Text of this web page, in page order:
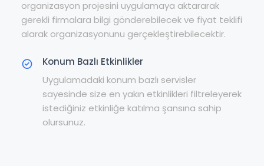
organizasyon projesini uygulamaya aktararak
gerekli firmalara bilgi gönderebilecek ve fiyat teklifi
alarak organizasyonunu gerçekleştirebilecektir.
Konum Bazlı Etkinlikler
Uygulamadaki konum bazlı servisler
sayesinde size en yakın etkinlikleri filtreleyerek
istediğiniz etkinliğe katılma şansına sahip
olursunuz.